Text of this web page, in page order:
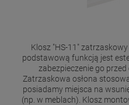
Klosz "HS-11"
podstawową funkcją jest
zabezpieczenie go
Zatrzaskowa osłona
posiadamy miejsca na
(np. w meblach). Klosz